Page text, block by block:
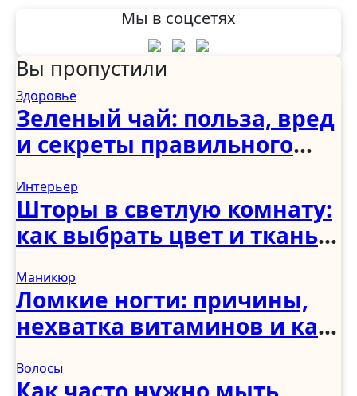
Мы в соцсетях
Вы пропустили
Здоровье
Зеленый чай: польза, вред
и секреты правильного
Интерьер
Шторы в светлую комнату:
как выбрать цвет и ткань
Маникюр
Ломкие ногти: причины,
нехватка витаминов и как
условиях
Волосы